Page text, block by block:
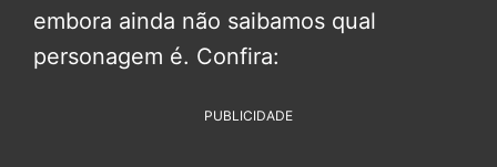
embora ainda não saibamos qual
personagem é. Confira:
PUBLICIDADE